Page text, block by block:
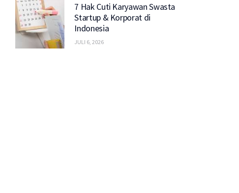
7 Hak Cuti Karyawan Swasta
Startup & Korporat di
Indonesia
JULI 6, 2026